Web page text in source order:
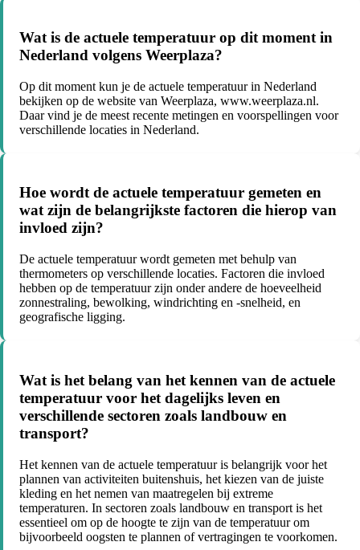
Wat is de actuele temperatuur op dit moment in
Nederland volgens Weerplaza?
Op dit moment kun je de actuele temperatuur in Nederland
bekijken op de website van Weerplaza, www.weerplaza.nl.
Daar vind je de meest recente metingen en voorspellingen voor
verschillende locaties in Nederland.
Hoe wordt de actuele temperatuur gemeten en
wat zijn de belangrijkste factoren die hierop van
invloed zijn?
De actuele temperatuur wordt gemeten met behulp van
thermometers op verschillende locaties. Factoren die invloed
hebben op de temperatuur zijn onder andere de hoeveelheid
zonnestraling, bewolking, windrichting en -snelheid, en
geografische ligging.
Wat is het belang van het kennen van de actuele
temperatuur voor het dagelijks leven en
verschillende sectoren zoals landbouw en
transport?
Het kennen van de actuele temperatuur is belangrijk voor het
plannen van activiteiten buitenshuis, het kiezen van de juiste
kleding en het nemen van maatregelen bij extreme
temperaturen. In sectoren zoals landbouw en transport is het
essentieel om op de hoogte te zijn van de temperatuur om
bijvoorbeeld oogsten te plannen of vertragingen te voorkomen.